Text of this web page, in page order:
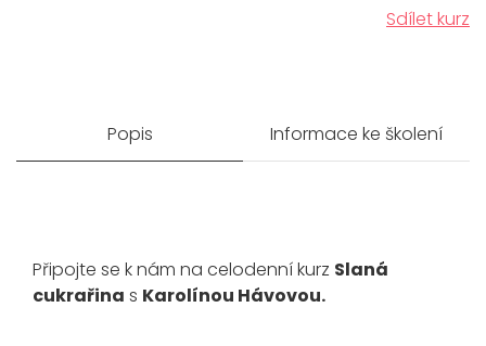
Sdílet kurz
Popis Informace ke školení
Připojte se k nám na celodenní kurz Slaná
cukrařina s Karolínou Hávovou.